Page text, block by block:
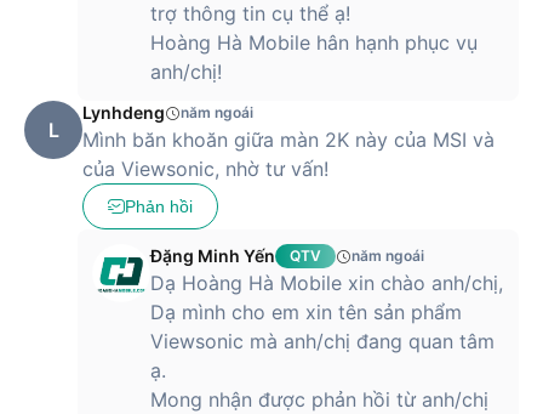
trợ thông tin cụ thể ạ!
Hoàng Hà Mobile hân hạnh phục vụ
anh/chị!
L
Lynhdeng năm ngoái
Mình băn khoăn giữa màn 2K này của MSI và
của Viewsonic, nhờ tư vấn!
Phản hồi
Đặng Minh Yến QTV năm ngoái
Dạ Hoàng Hà Mobile xin chào anh/chị,
Dạ mình cho em xin tên sản phẩm
Viewsonic mà anh/chị đang quan tâm
ạ.
Mong nhận được phản hồi từ anh/chị